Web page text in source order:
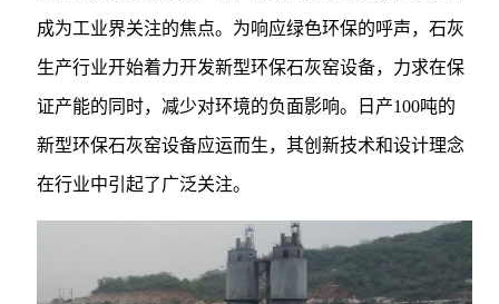
成为工业界关注的焦点。为响应绿色环保的呼声，石灰
生产行业开始着力开发新型环保石灰窑设备，力求在保
证产能的同时，减少对环境的负面影响。日产100吨的
新型环保石灰窑设备应运而生，其创新技术和设计理念
在行业中引起了广泛关注。